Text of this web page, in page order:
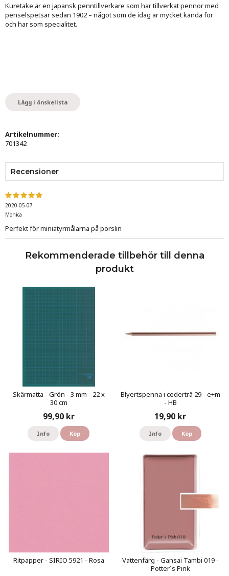
Kuretake är en japansk penntillverkare som har tillverkat pennor med
penselspetsar sedan 1902 – något som de idag är mycket kända för
och har som specialitet.
Lägg i önskelista
Artikelnummer:
701342
Recensioner
2020-05-07
Monica
Perfekt för miniatyrmålarna på porslin
Rekommenderade tillbehör till denna
produkt
Skärmatta - Grön - 3 mm - 22 x
30 cm
99,90 kr
Info Köp
Blyertspenna i cederträ 29 - e+m
- HB
19,90 kr
Info Köp
Ritpapper - SIRIO 5921 - Rosa
Vattenfärg - Gansai Tambi 019 -
Potter´s Pink